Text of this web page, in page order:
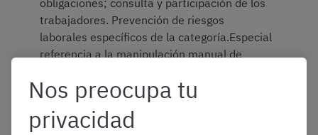
obligaciones; consulta y participación de los
trabajadores. Prevención de riesgos
laborales específicos de la categoría.Especial
referencia a la manipulación manual de
prevención. Ergonomía: métodos de
movilización de enfermos e incapacitados
Nos preocupa tu
privacidad